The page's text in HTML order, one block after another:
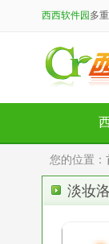
西西软件园 多
您的位置：
淡妆